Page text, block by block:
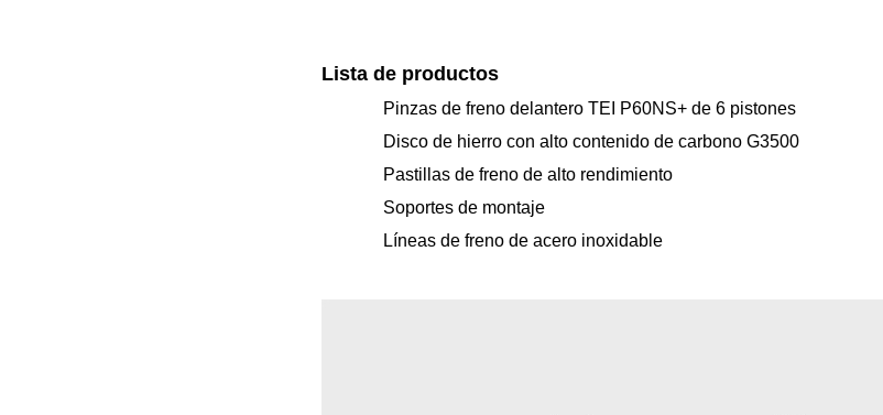
Lista de productos
Pinzas de freno delantero TEI P60NS+ de 6 pistones
Disco de hierro con alto contenido de carbono G3500
Pastillas de freno de alto rendimiento
Soportes de montaje
Líneas de freno de acero inoxidable